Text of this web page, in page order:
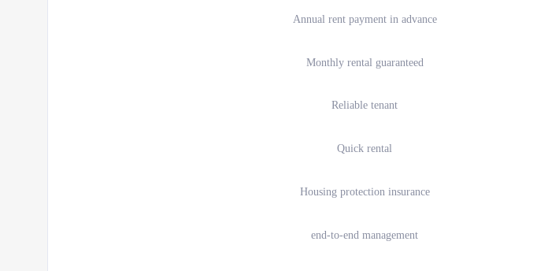
Annual rent payment in advance
Monthly rental guaranteed
Reliable tenant
Quick rental
Housing protection insurance
end-to-end management